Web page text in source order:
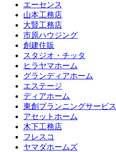
エーセンス
山本工務店
大賢工務店
市原ハウジング
創建住販
スタジオ・チッタ
ヒラヤマホーム
グランディアホーム
エステージ
ディアホーム
東創プランニングサービス
アセットホーム
木下工務店
フレスコ
ヤマダホームズ